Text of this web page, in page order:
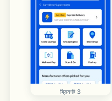
স্ক্রিনশট 3